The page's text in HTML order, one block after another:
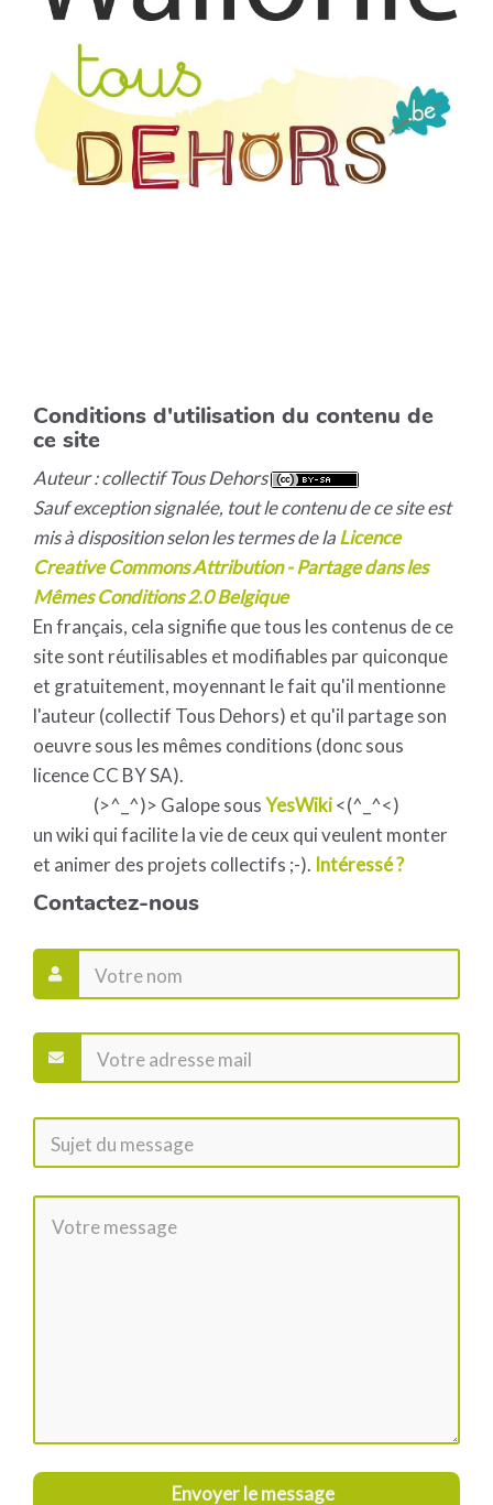
Conditions d'utilisation du contenu de
ce site
Auteur : collectif Tous Dehors
Sauf exception signalée, tout le contenu de ce site est
mis à disposition selon les termes de laLicence
Creative Commons Attribution - Partage dans les
Mêmes Conditions 2.0 Belgique
En français, cela signifie que tous les contenus de ce
site sont réutilisables et modifiables par quiconque
et gratuitement, moyennant le fait qu'il mentionne
l'auteur (collectif Tous Dehors) et qu'il partage son
oeuvre sous les mêmes conditions (donc sous
licence CC BY SA).
(>^_^)> Galope sousYesWiki<(^_^<)
un wiki qui facilite la vie de ceux qui veulent monter
et animer des projets collectifs ;-). Intéressé ?
Contactez-nous
Envoyer le message